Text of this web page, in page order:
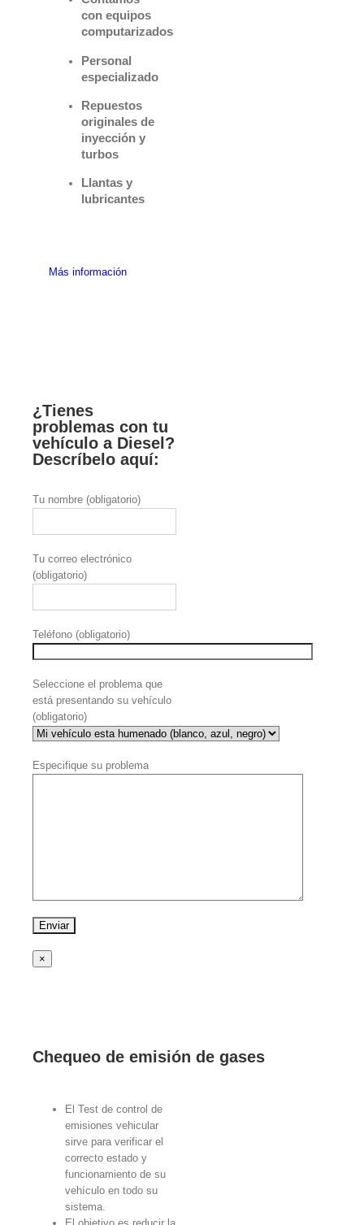
con equipos
computarizados
Personal
especializado
Repuestos
originales de
inyección y
turbos
Llantas y
lubricantes
Más información
¿Tienes
problemas con tu
vehículo a Diesel?
Descríbelo aquí:
Tu nombre (obligatorio)
Tu correo electrónico
(obligatorio)
Teléfono (obligatorio)
Seleccione el problema que
está presentando su vehículo
(obligatorio)
Especifique su problema
×
Chequeo de emisión de gases
El Test de control de
emisiones vehicular
sirve para verificar el
correcto estado y
funcionamiento de su
vehículo en todo su
sistema.